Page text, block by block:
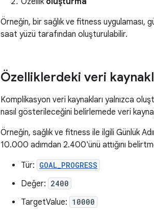
Örneğin, bir sağlık ve fitness uygulaması,
saat yüzü tarafından oluşturulabilir.
Özelliklerdeki veri
Komplikasyon veri kaynakları yalnızca
nasıl gösterileceğini belirlemede veri
Örneğin, sağlık ve fitness ile ilgili Günlük
10.000 adımdan 2.400'ünü attığını
Tür: GOAL_PROGRESS
Değer: 2400
TargetValue: 10000